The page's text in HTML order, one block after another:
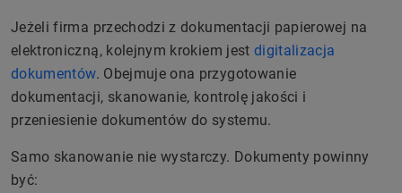
Jeżeli firma przechodzi z dokumentacji papierowej na
elektroniczną, kolejnym krokiem jest digitalizacja
dokumentów. Obejmuje ona przygotowanie
dokumentacji, skanowanie, kontrolę jakości i
przeniesienie dokumentów do systemu.
Samo skanowanie nie wystarczy. Dokumenty powinny
być: